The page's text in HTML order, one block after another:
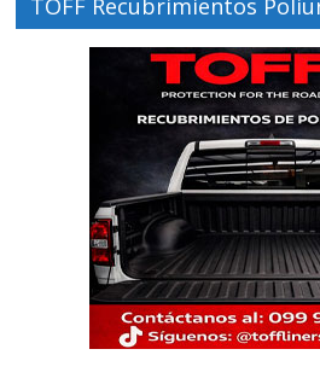
TOFF Recubrimientos